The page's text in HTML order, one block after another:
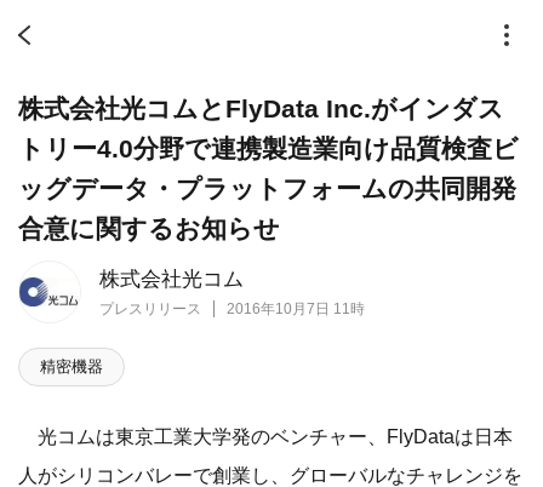
株式会社光コム
プレスリリース 2016年10月7日 11時
株式会社光コムとFlyData Inc.がインダス
トリー4.0分野で連携製造業向け品質検査ビ
ッグデータ・プラットフォームの共同開発
合意に関するお知らせ
精密機器
光コムは東京工業大学発のベンチャー、FlyDataは日本
人がシリコンバレーで創業し、グローバルなチャレンジを